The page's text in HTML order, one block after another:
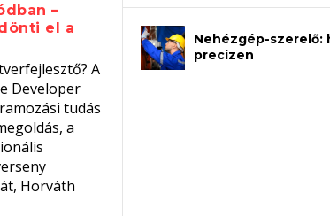
ezeket a gépeket?
felvételi? Tanulj szakmát!
kódban – amikor néhány sor
Mi leszek?
kapcsolódj ki telefon nélkül?
–
el a
A
Developer
tudás
a
Horváth
Nehézgép-szerelő:
precízen